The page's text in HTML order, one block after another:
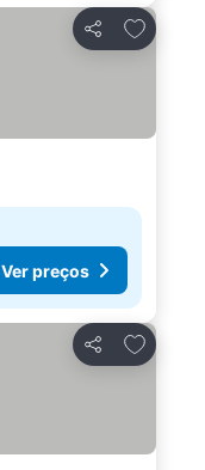
Partilhar
Ver preços
Partilhar